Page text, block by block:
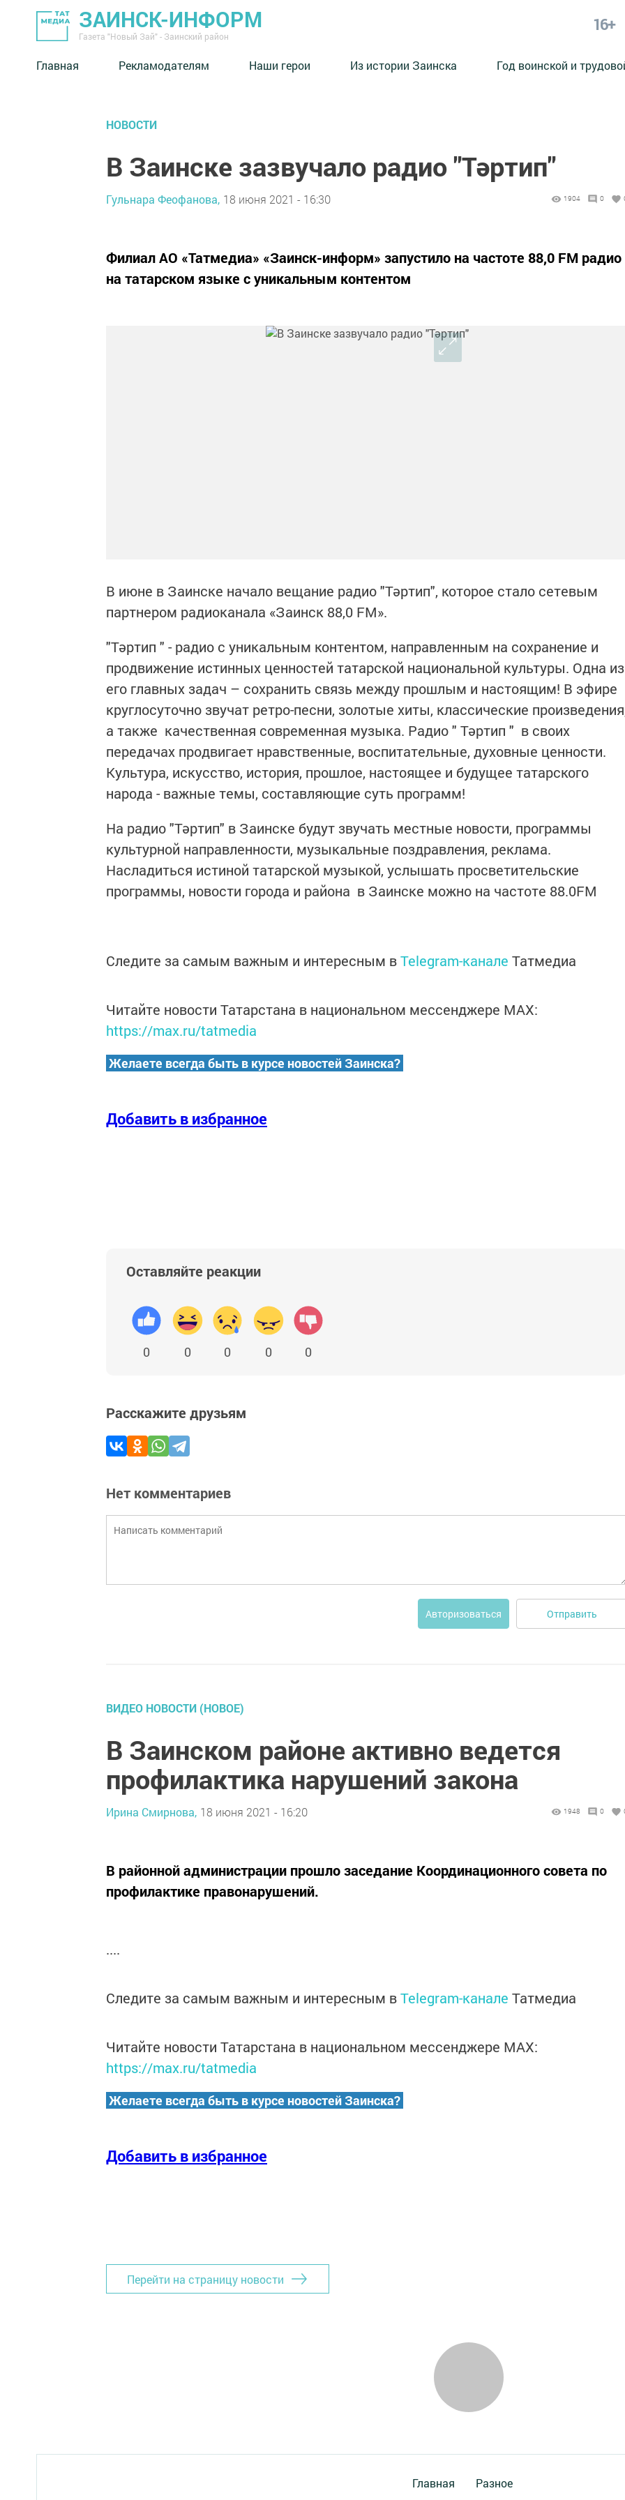
ЗАИНСК-ИНФОРМ
Газета "Новый Зай" - Заинский район
16+
Главная Рекламодателям Наши герои Из истории Заинска Год воинской и
НОВОСТИ
В Заинске зазвучало радио "Тәртип"
Гульнара Феофанова, 18 июня 2021 - 16:30 1904 0
Филиал АО «Татмедиа» «Заинск-информ» запустило на частоте 88,0 FM радио
на татарском языке с уникальным контентом
В июне в Заинске начало вещание радио "Тәртип", которое стало сетевым
партнером радиоканала «Заинск 88,0 FM».
"Тәртип " - радио с уникальным контентом, направленным на сохранение и
продвижение истинных ценностей татарской национальной культуры. Одна из
его главных задач – сохранить связь между прошлым и настоящим! В эфире
круглосуточно звучат ретро-песни, золотые хиты, классические
а также качественная современная музыка. Радио " Тәртип " в своих
передачах продвигает нравственные, воспитательные, духовные ценности.
Культура, искусство, история, прошлое, настоящее и будущее татарского
народа - важные темы, составляющие суть программ!
На радио "Тәртип" в Заинске будут звучать местные новости, программы
культурной направленности, музыкальные поздравления, реклама.
Насладиться истиной татарской музыкой, услышать просветительские
программы, новости города и района в Заинске можно на частоте 88.0FM
Следите за самым важным и интересным вTelegram-канале Татмедиа
Читайте новости Татарстана в национальном мессенджере MАХ:
https://max.ru/tatmedia
Желаете всегда быть в курсе новостей Заинска?
Добавить в избранное
Оставляйте реакции
0 0 0 0 0
Расскажите друзьям
Нет комментариев
Авторизоваться Отправить
ВИДЕО НОВОСТИ (НОВОЕ)
В Заинском районе активно ведется
профилактика нарушений закона
Ирина Смирнова, 18 июня 2021 - 16:20 1948 0
В районной администрации прошло заседание Координационного совета по
профилактике правонарушений.
....
Следите за самым важным и интересным вTelegram-канале Татмедиа
Читайте новости Татарстана в национальном мессенджере MАХ:
https://max.ru/tatmedia
Желаете всегда быть в курсе новостей Заинска?
Добавить в избранное
Перейти на страницу новости
Главная Разное